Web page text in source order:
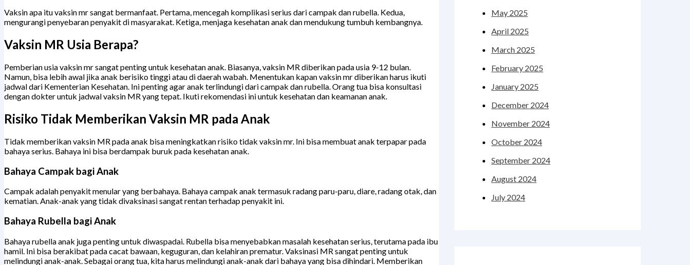
Vaksin apa itu vaksin mr sangat bermanfaat. Pertama, mencegah komplikasi serius dari campak dan rubella. Kedua,
mengurangi penyebaran penyakit di masyarakat. Ketiga, menjaga kesehatan anak dan mendukung tumbuh kembangnya.
Vaksin MR Usia Berapa?
Pemberian usia vaksin mr sangat penting untuk kesehatan anak. Biasanya, vaksin MR diberikan pada usia 9-12 bulan.
Namun, bisa lebih awal jika anak berisiko tinggi atau di daerah wabah. Menentukan kapan vaksin mr diberikan harus ikuti
jadwal dari Kementerian Kesehatan. Ini penting agar anak terlindungi dari campak dan rubella. Orang tua bisa konsultasi
dengan dokter untuk jadwal vaksin MR yang tepat. Ikuti rekomendasi ini untuk kesehatan dan keamanan anak.
Risiko Tidak Memberikan Vaksin MR pada Anak
Tidak memberikan vaksin MR pada anak bisa meningkatkan risiko tidak vaksin mr. Ini bisa membuat anak terpapar pada
bahaya serius. Bahaya ini bisa berdampak buruk pada kesehatan anak.
Bahaya Campak bagi Anak
Campak adalah penyakit menular yang berbahaya. Bahaya campak anak termasuk radang paru-paru, diare, radang otak, dan
kematian. Anak-anak yang tidak divaksinasi sangat rentan terhadap penyakit ini.
Bahaya Rubella bagi Anak
Bahaya rubella anak juga penting untuk diwaspadai. Rubella bisa menyebabkan masalah kesehatan serius, terutama pada ibu
hamil. Ini bisa berakibat pada cacat bawaan, keguguran, dan kelahiran prematur. Vaksinasi MR sangat penting untuk
melindungi anak-anak. Sebagai orang tua, kita harus melindungi anak-anak dari bahaya yang bisa dihindari. Memberikan
May 2025
April 2025
March 2025
February 2025
January 2025
December 2024
November 2024
October 2024
September 2024
August 2024
July 2024